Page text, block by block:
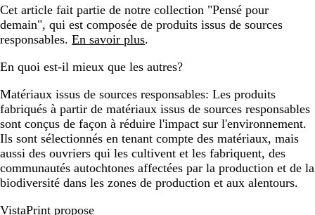
Cet article fait partie de notre collection "Pensé pour
demain", qui est composée de produits issus de sources
responsables. En savoir plus.
En quoi est-il mieux que les autres?
Matériaux issus de sources responsables: Les produits
fabriqués à partir de matériaux issus de sources responsables
sont conçus de façon à réduire l'impact sur l'environnement.
Ils sont sélectionnés en tenant compte des matériaux, mais
aussi des ouvriers qui les cultivent et les fabriquent, des
communautés autochtones affectées par la production et de la
biodiversité dans les zones de production et aux alentours.
VistaPrint propose